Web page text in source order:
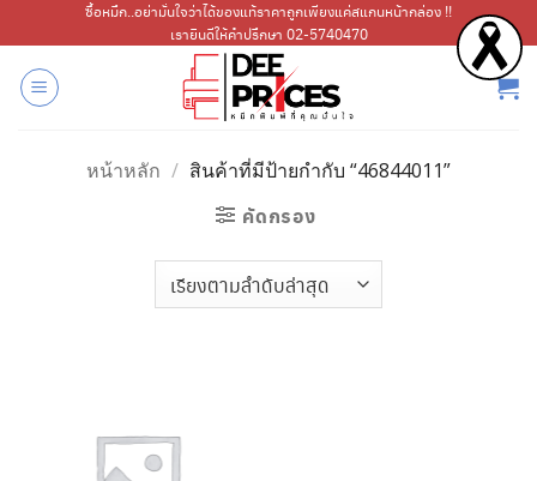
ไป
เนื้อหา
ซื้อหมึก..อย่ามั่นใจว่าได้ของแท้ราคาถูกเพียงแค่สแกนหน้ากล่อง !!
เรายินดีให้คำปรึกษา 02-5740470
หน้าหลัก / สินค้าที่มีป้ายกำกับ “46844011”
คัดกรอง